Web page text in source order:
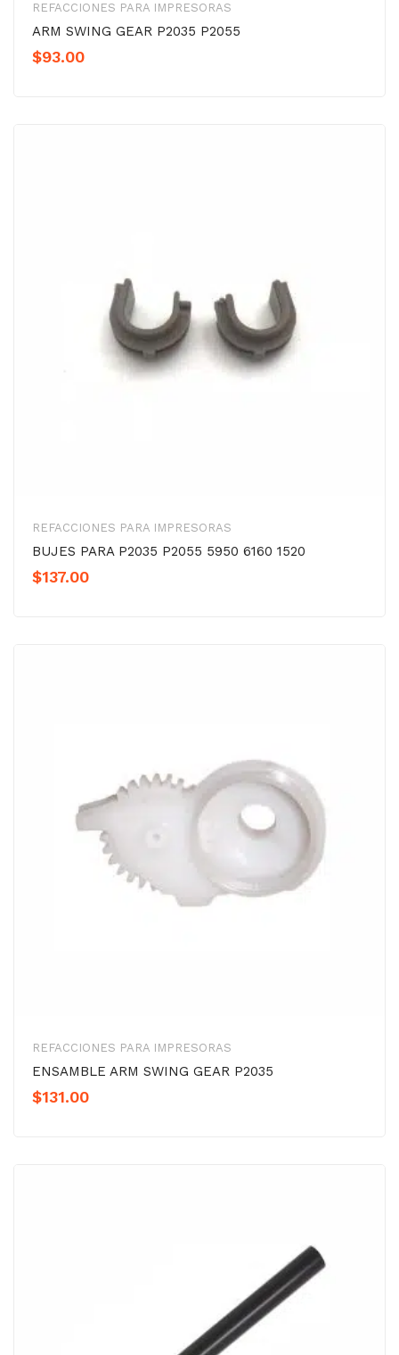
REFACCIONES PARA IMPRESORAS
ARM SWING GEAR P2035 P2055
$93.00
REFACCIONES PARA IMPRESORAS
BUJES PARA P2035 P2055 5950 6160 1520
$137.00
REFACCIONES PARA IMPRESORAS
ENSAMBLE ARM SWING GEAR P2035
$131.00